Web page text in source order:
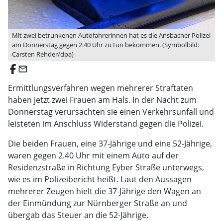
Mit zwei betrunkenen Autofahrerinnen hat es die Ansbacher Polizei
am Donnerstag gegen 2.40 Uhr zu tun bekommen. (Symbolbild:
Carsten Rehder/dpa)
email
Ermittlungsverfahren wegen mehrerer Straftaten
haben jetzt zwei Frauen am Hals. In der Nacht zum
Donnerstag verursachten sie einen Verkehrsunfall und
leisteten im Anschluss Widerstand gegen die Polizei.
Die beiden Frauen, eine 37-Jährige und eine 52-Jährige,
waren gegen 2.40 Uhr mit einem Auto auf der
Residenzstraße in Richtung Eyber Straße unterwegs,
wie es im Polizeibericht heißt. Laut den Aussagen
mehrerer Zeugen hielt die 37-Jährige den Wagen an
der Einmündung zur Nürnberger Straße an und
übergab das Steuer an die 52-Jährige.